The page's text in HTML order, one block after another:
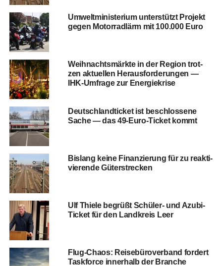
Umwelt­mi­nis­te­ri­um unter­stützt Pro­jekt
gegen Motor­rad­lärm mit 100.000 Euro
Weih­nachts­märk­te in der Regi­on trot­
zen aktu­el­len Her­aus­for­de­run­gen —
IHK-Umfra­ge zur Energiekrise
Deutsch­land­ti­cket ist beschlos­se­ne
Sache — das 49-Euro-Ticket kommt
Bis­lang kei­ne Finan­zie­rung für zu reak­ti­
vie­ren­de Güterstrecken
Ulf Thie­le begrüßt Schü­ler- und Azu­bi-
Ticket für den Land­kreis Leer
Flug-Cha­os: Rei­se­bü­ro­ver­band for­dert
Taskforce inner­halb der Branche